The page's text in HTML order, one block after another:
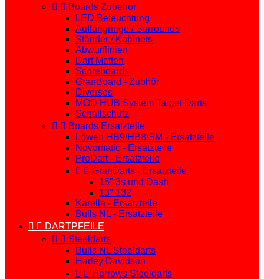
  Boards Zubehör
LED Beleuchtung
Auffangringe / Surrounds
Ständer / Kabinets
Abwurflinien
Dart Matten
Scoreboards
GranBoard - Zubhör
Diverses
MOD HUB System Target Darts
Schallschutz
  Boards Ersatzteile
Löwen HB9/HB8/SM - Ersatzteile
Novomatic - Ersatzteile
ProDart - Ersatzteile
  GranDarts - Ersatzteile
15" 3s und Dash
13" 132
Karella - Ersatzteile
Bulls NL - Ersatzteile
  DARTPFEILE
  Steeldarts
Bulls NL Steeldarts
Harley Davidson
  Harrows Steeldarts